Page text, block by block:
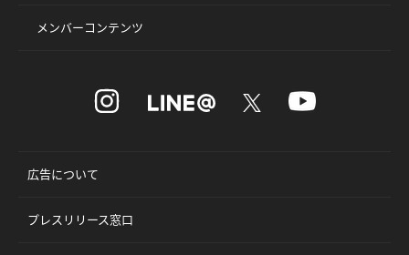
メンバーコンテンツ
広告について
プレスリリース窓口